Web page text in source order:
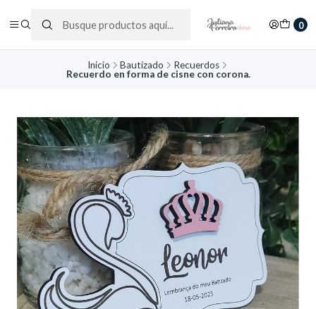
0
Inicio Bautizado
Recuerdos
Recuerdo en forma de cisne con corona.